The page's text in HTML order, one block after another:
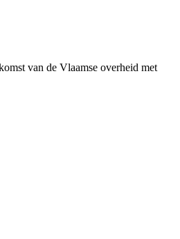
van de Vlaamse overheid met